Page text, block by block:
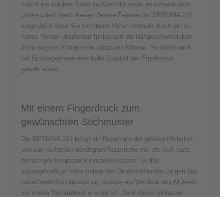
macht ein solches Extra an Kontrolle einen entscheidenden
Unterschied, denn dieses clevere Feature der BERNINA 215
sorgt dafür, dass Sie sich beim Nähen niemals durch ein zu
hohes Tempo überfordert fühlen und die Nähgeschwindigkeit
Ihren eigenen Fähigkeiten anpassen können. So bleibt auch
bei Einsteigerinnen eine hohe Qualität der Ergebnisse
gewährleistet.
Mit einem Fingerdruck zum
gewünschten Stichmuster
Die BERNINA 215 bringt ein Repertoire der gebräuchlichsten
und am häufigsten benötigten Nutzstiche mit, die sich ganz
einfach per Knopfdruck einstellen lassen. Große,
aussagekräftige Icons neben den Direktwahltasten zeigen das
betreffende Stichmuster an, sodass ein Wechsel des Musters
mit einem Tastendruck erledigt ist. Dank dieser einfachen